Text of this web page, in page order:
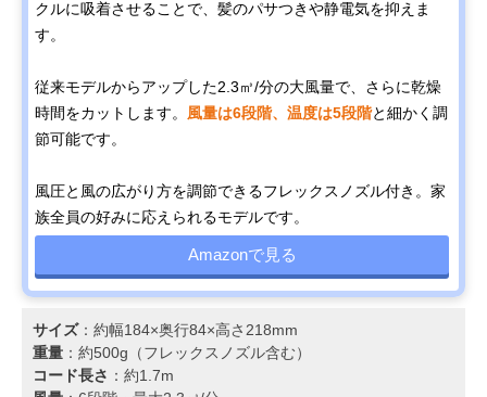
クルに吸着させることで、髪のパサつきや静電気を抑えま
す。
従来モデルからアップした2.3㎥/分の大風量で、さらに乾燥
時間をカットします。 風量は6段階、温度は5段階と細かく調
節可能です。
風圧と風の広がり方を調節できるフレックスノズル付き。家
族全員の好みに応えられるモデルです。
Amazonで見る
サイズ：約幅184×奥行84×高さ218mm
重量 ：約500g（フレックスノズル含む）
コード長さ ：約1.7m